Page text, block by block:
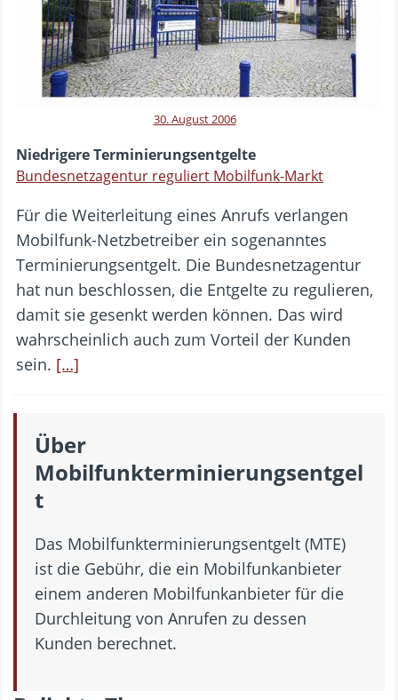
30. August 2006
Niedrigere Terminierungsentgelte
Bundesnetzagentur reguliert Mobilfunk-Markt
Für die Weiterleitung eines Anrufs verlangen
Mobilfunk-Netzbetreiber ein sogenanntes
Terminierungsentgelt. Die Bundesnetzagentur
hat nun beschlossen, die Entgelte zu regulieren,
damit sie gesenkt werden können. Das wird
wahrscheinlich auch zum Vorteil der Kunden
sein. […]
Über
Mobilfunkterminierungsentgel
t
Das Mobilfunkterminierungsentgelt (MTE)
ist die Gebühr, die ein Mobilfunkanbieter
einem anderen Mobilfunkanbieter für die
Durchleitung von Anrufen zu dessen
Kunden berechnet.